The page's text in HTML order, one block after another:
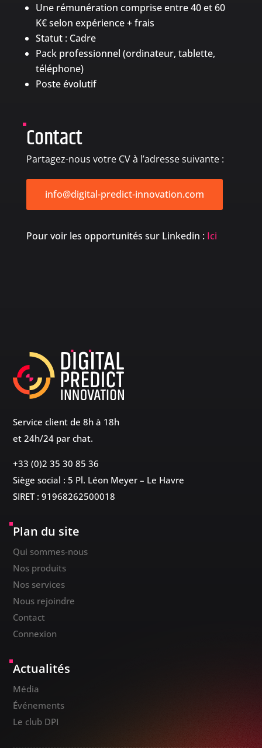
Une rémunération comprise entre 40 et 60
K€ selon expérience + frais
Statut : Cadre
Pack professionnel (ordinateur, tablette,
téléphone)
Poste évolutif
Contact
Partagez-nous votre CV à l’adresse suivante :
info@digital-predict-innovation.com
Pour voir les opportunités sur Linkedin : Ici
Service client de 8h à 18h
et 24h/24 par chat.
+33 (0)2 35 30 85 36
Siège social : 5 Pl. Léon Meyer – Le Havre
SIRET : 91968262500018
Plan du site
Qui sommes-nous
Nos produits
Nos services
Nous rejoindre
Contact
Connexion
Actualités
Média
Événements
Le club DPI